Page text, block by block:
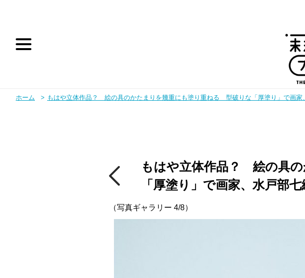
ホーム もはや立体作品？ 絵の具のかたまりを幾重にも塗り重ねる 型破りな「厚塗り」で画家
もはや立体作品？ 絵の具
「厚塗り」で画家、水戸部七
（写真ギャラリー 4/8）